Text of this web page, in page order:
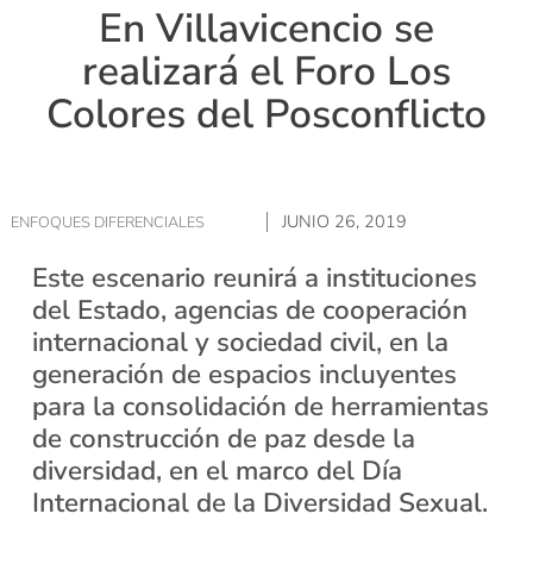
En Villavicencio se
realizará el Foro Los
Colores del Posconflicto
ENFOQUES DIFERENCIALES JUNIO 26, 2019
Este escenario reunirá a instituciones
del Estado, agencias de cooperación
internacional y sociedad civil, en la
generación de espacios incluyentes
para la consolidación de herramientas
de construcción de paz desde la
diversidad, en el marco del Día
Internacional de la Diversidad Sexual.